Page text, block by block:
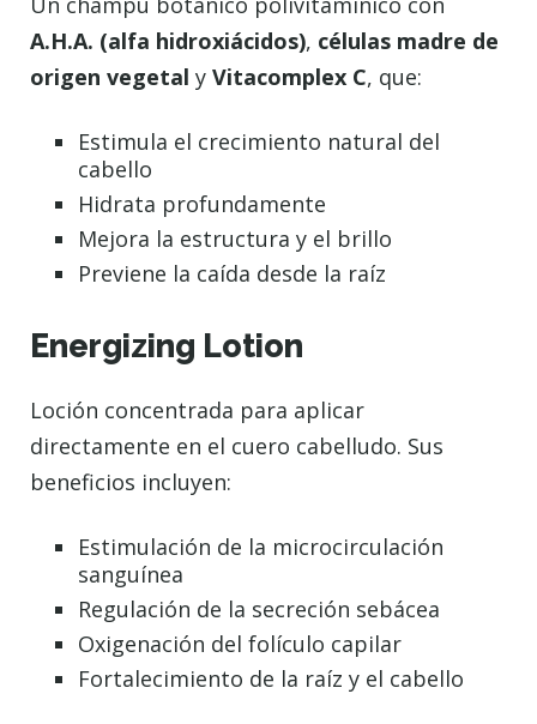
A.H.A. (alfa hidroxiácidos), células madre de
origen vegetal y Vitacomplex C, que:
Estimula el crecimiento natural del
cabello
Hidrata profundamente
Mejora la estructura y el brillo
Previene la caída desde la raíz
Energizing Lotion
Loción concentrada para aplicar
directamente en el cuero cabelludo. Sus
beneficios incluyen:
Estimulación de la microcirculación
sanguínea
Regulación de la secreción sebácea
Oxigenación del folículo capilar
Fortalecimiento de la raíz y el cabello